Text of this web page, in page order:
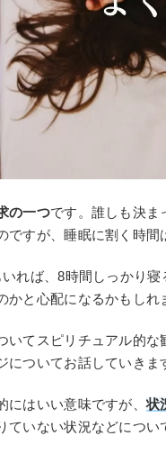
の一つです。誰しも決ま
ですが、睡眠に割く時間
れば、8時間しっかり
かと心配になるかもしれ
いてスピリチュアル的
についてお話していきま
にはいい意味ですが、状
ていない状況などにつ